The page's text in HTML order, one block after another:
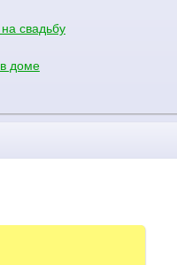
свадьбу
доме